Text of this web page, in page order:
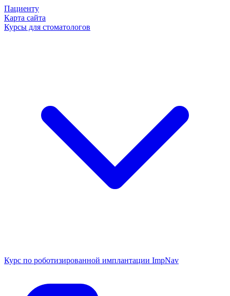
Пациенту
Карта сайта
Курсы для стоматологов
Курс по роботизированной имплантации ImpNav